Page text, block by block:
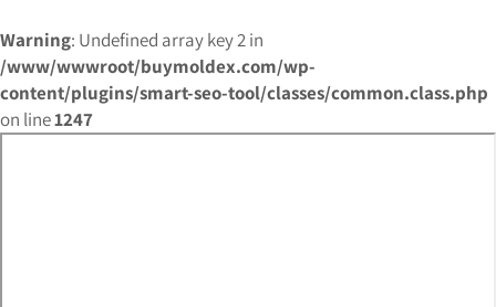
Warning: Undefined array key 2 in
/www/wwwroot/buymoldex.com/wp-
content/plugins/smart-seo-tool/classes/common.class.php
on line1247